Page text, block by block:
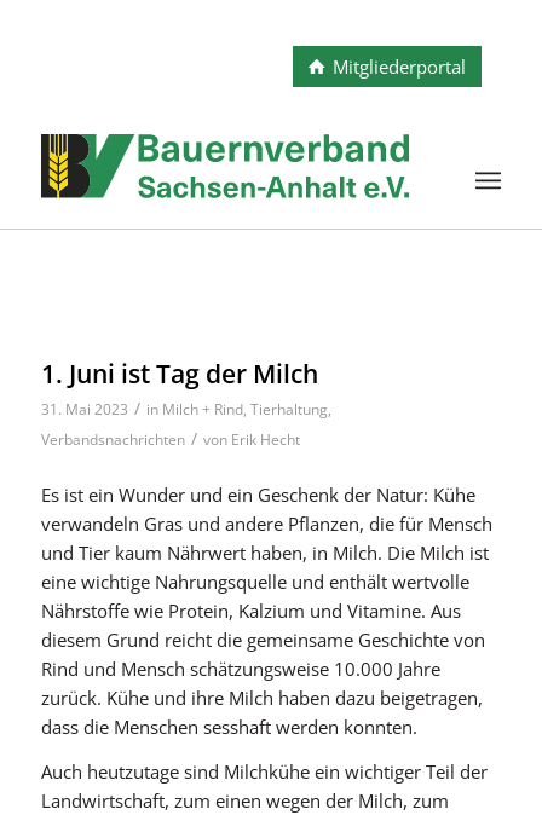
Mitgliederportal
1. Juni ist Tag der Milch
31. Mai 2023 / in Milch + Rind, Tierhaltung,
Verbandsnachrichten / von Erik Hecht
Es ist ein Wunder und ein Geschenk der Natur: Kühe
verwandeln Gras und andere Pflanzen, die für Mensch
und Tier kaum Nährwert haben, in Milch. Die Milch ist
eine wichtige Nahrungsquelle und enthält wertvolle
Nährstoffe wie Protein, Kalzium und Vitamine. Aus
diesem Grund reicht die gemeinsame Geschichte von
Rind und Mensch schätzungsweise 10.000 Jahre
zurück. Kühe und ihre Milch haben dazu beigetragen,
dass die Menschen sesshaft werden konnten.
Auch heutzutage sind Milchkühe ein wichtiger Teil der
Landwirtschaft, zum einen wegen der Milch, zum